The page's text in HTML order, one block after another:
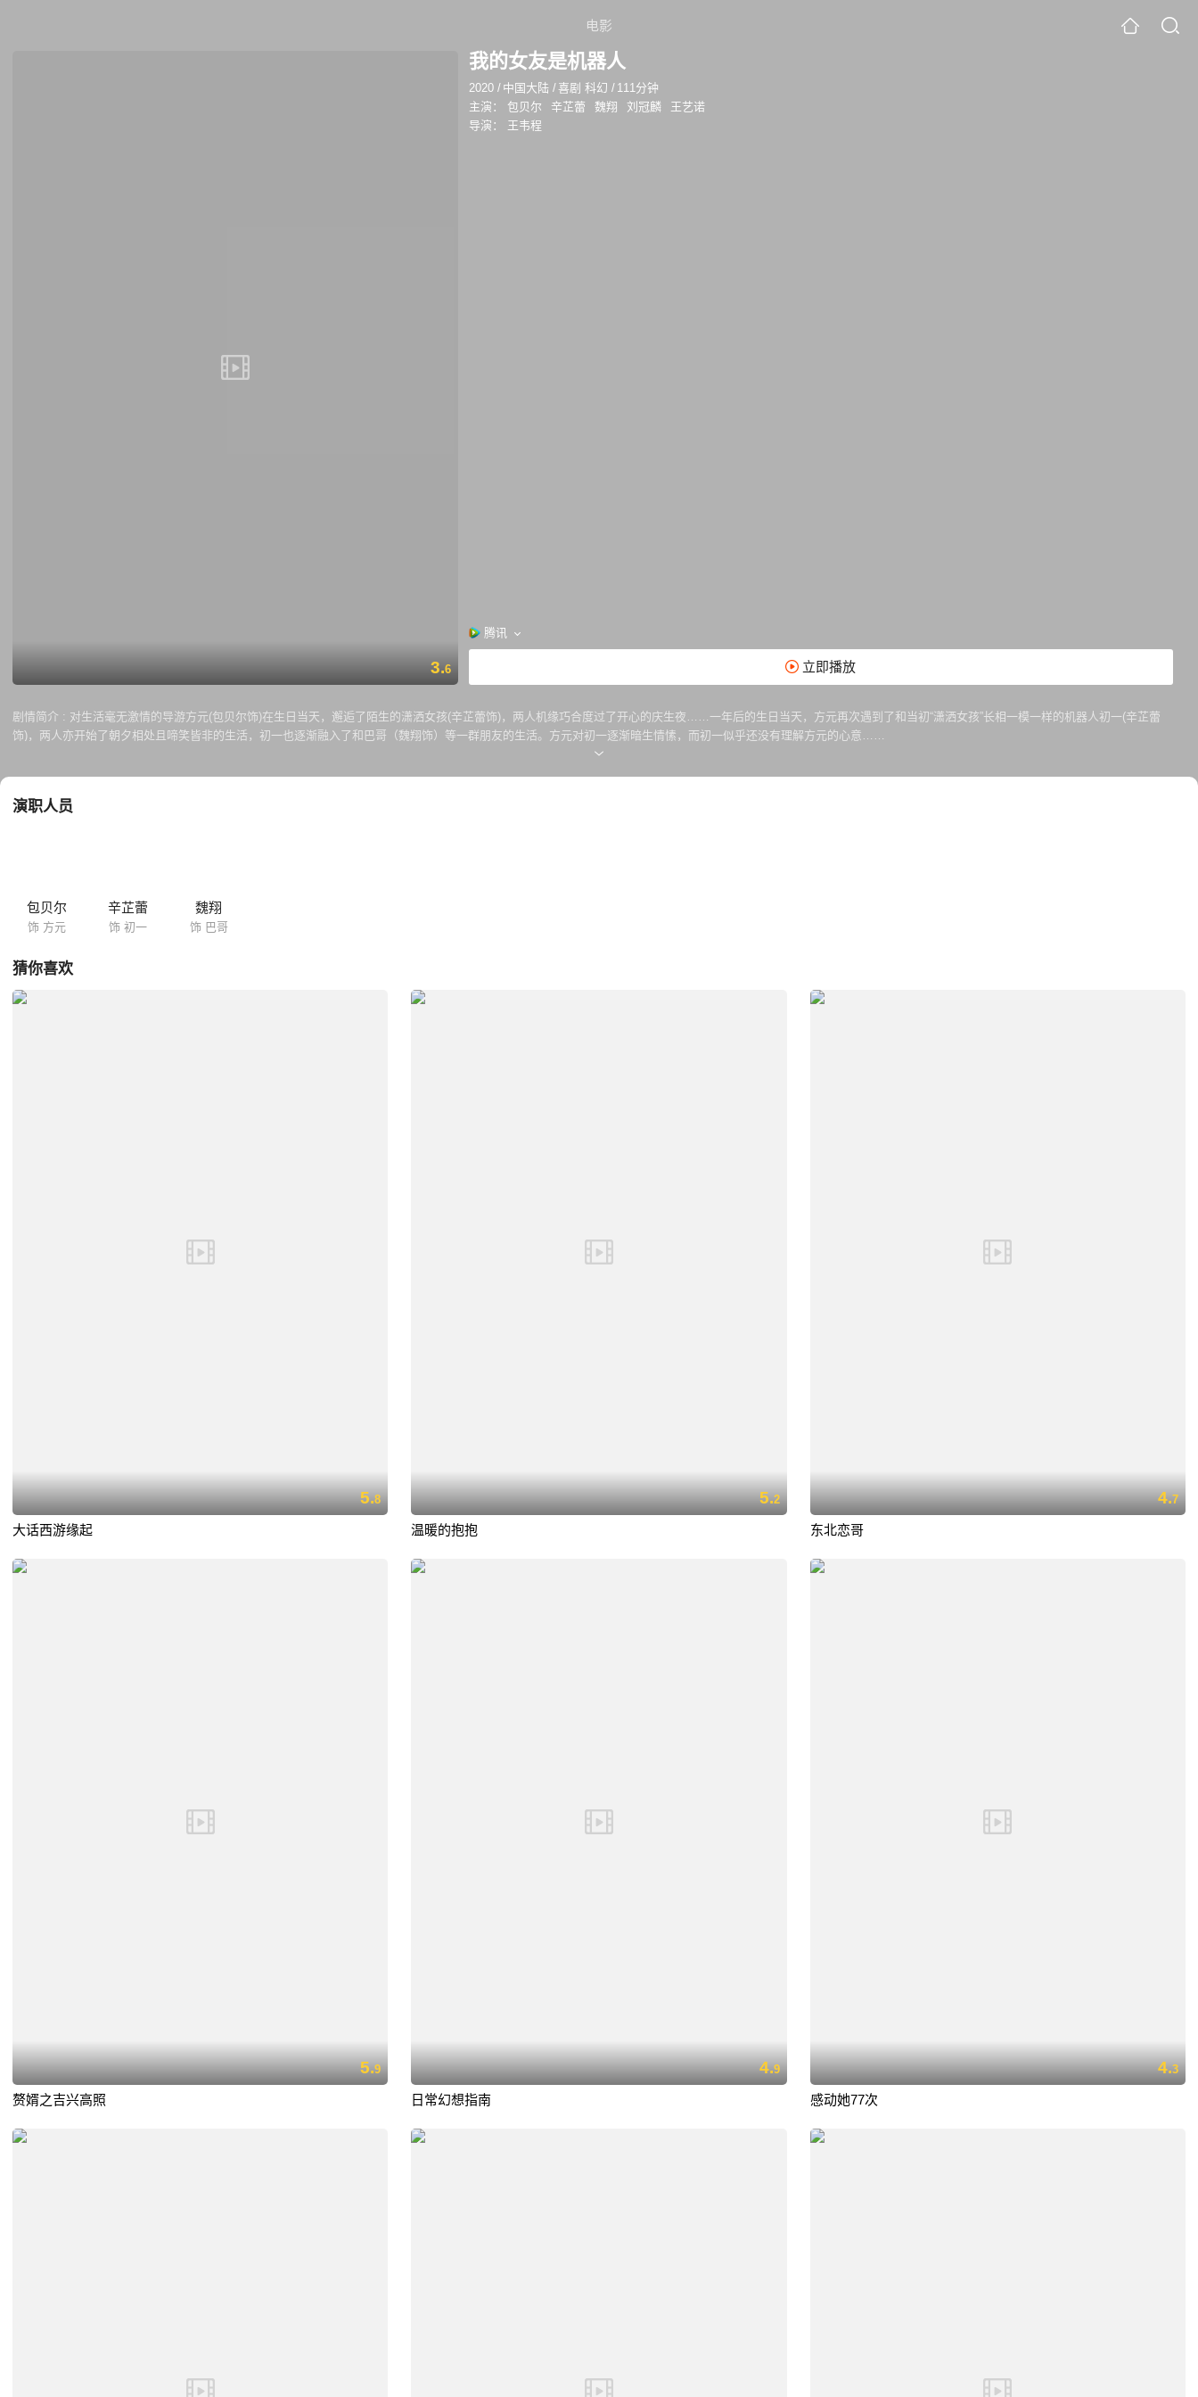
电影
3.6
我的女友是机器人
2020 / 中国大陆 /喜剧 科幻 / 111分钟
主演：
包贝尔 辛芷蕾 魏翔 刘冠麟
王艺诺
导演：
王韦程
腾讯
立即播放
剧情简介 : 对生活毫无激情的导游方元(包贝尔饰)在生日当天，邂逅了陌生的潇洒女孩(辛芷蕾饰)，两人机缘巧合度过了开心的庆生夜……一年后的生日当天，方元再次遇到了和当初“潇洒女孩”长相一模一样的机器人初一(辛芷蕾
饰)，两人亦开始了朝夕相处且啼笑皆非的生活，初一也逐渐融入了和巴哥（魏翔饰）等一群朋友的生活。方元对初一逐渐暗生情愫，而初一似乎还没有理解方元的心意……
演职人员
包贝尔
饰 方元
辛芷蕾
饰 初一
魏翔
饰 巴哥
猜你喜欢
5.8
大话西游缘起
5.2
温暖的抱抱
4.7
东北恋哥
5.9
赘婿之吉兴高照
4.9
日常幻想指南
4.3
感动她77次